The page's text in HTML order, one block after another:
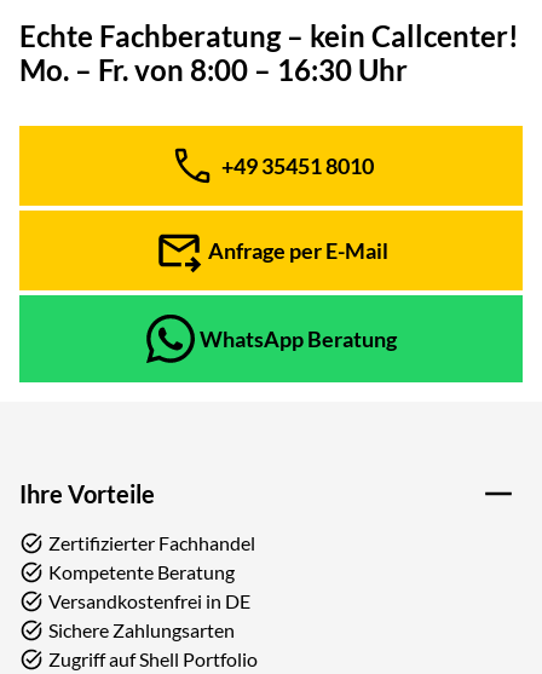
Echte Fachberatung – kein Callcenter!
Mo. – Fr. von 8:00 – 16:30 Uhr
Telefon:
+49 35451 8010
Anfrage per E-Mail
WhatsApp Beratung
Ihre Vorteile
Zertifizierter Fachhandel
Kompetente Beratung
Versandkostenfrei in DE
Sichere Zahlungsarten
Zugriff auf Shell Portfolio